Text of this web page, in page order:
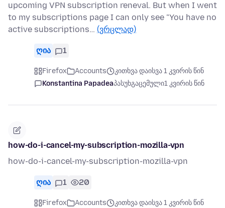
upcoming VPN subscription reneval. But when I went
to my subscriptions page I can only see "You have no
active subscriptions… (ვრცლად)
ღია 1
Firefox Accounts
კითხვა დაისვა 1 კვირის წინ
Konstantina Papadeaპასუხგაცემული1 კვირის წინ
how-do-i-cancel-my-subscription-mozilla-vpn
how-do-i-cancel-my-subscription-mozilla-vpn
ღია 1 20
Firefox Accounts
კითხვა დაისვა 1 კვირის წინ